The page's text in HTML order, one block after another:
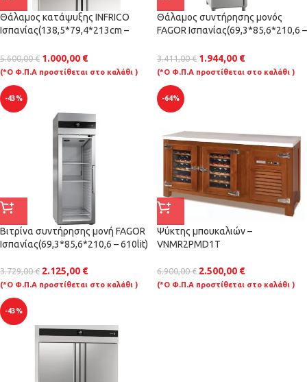
Θάλαμος κατάψυξης INFRICO
Ισπανίας(138,5*79,4*213cm –
5.600,00€ 1.000,00 €
(*Ο Φ.Π.Α προστίθεται στο καλάθι )
Θάλαμος συντήρησης μονός
FAGOR Ισπανίας(69,3*85,6*210,6 –
3.411,00€ 1.944,00 €
(*Ο Φ.Π.Α προστίθεται στο καλάθι )
-43%
Βιτρίνα συντήρησης μονή FAGOR
Ισπανίας(69,3*85,6*210,6 – 610lit)
3.729,00€ 2.125,00 €
(*Ο Φ.Π.Α προστίθεται στο καλάθι )
-64%
Ψύκτης μπουκαλιών –
VNMR2PMD1T
6.900,00€ 2.500,00 €
(*Ο Φ.Π.Α προστίθεται στο καλάθι )
-43%